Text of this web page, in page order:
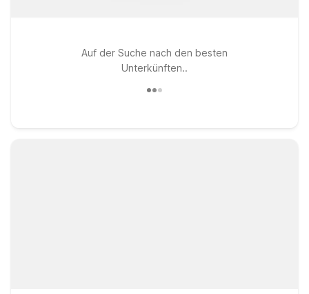
Auf der Suche nach den besten
Unterkünften..